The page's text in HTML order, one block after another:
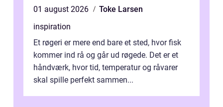
01 august 2026
Toke Larsen
inspiration
Et røgeri er mere end bare et sted, hvor fisk
kommer ind rå og går ud røgede. Det er et
håndværk, hvor tid, temperatur og råvarer
skal spille perfekt sammen...